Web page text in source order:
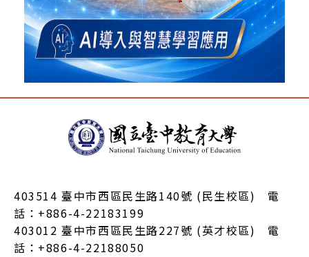
403514 臺中市西區民生路140號 (民生校區) 電
話：+886-4-22183199
403012 臺中市西區民生路227號 (英才校區) 電
話：+886-4-22188050